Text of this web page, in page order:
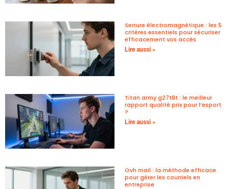
Serrure électromagnétique : les 5
critères essentiels pour sécuriser
efficacement vos accès
Lire aussi »
Titan army g27t8t : le meilleur
rapport qualité prix pour l’esport
?
Lire aussi »
Ovh mail : la méthode efficace
pour gérer les courriels en
entreprise